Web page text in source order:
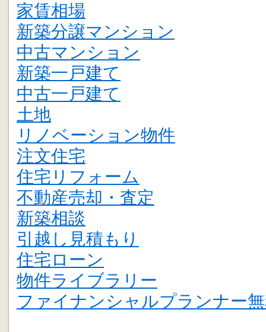
家賃相場
新築分譲マンション
中古マンション
新築一戸建て
中古一戸建て
土地
リノベーション物件
注文住宅
住宅リフォーム
不動産売却・査定
新築相談
引越し見積もり
住宅ローン
物件ライブラリー
ファイナンシャルプランナー